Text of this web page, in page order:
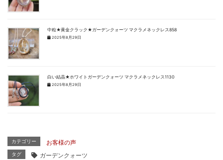
中粒★黄金クラック★ガーデンクォーツ マクラメネックレス858
2025年8月29日
白い結晶★ホワイトガーデンクォーツ マクラメネックレス1130
2025年8月29日
カテゴリー お客様の声
タグ ガーデンクォーツ